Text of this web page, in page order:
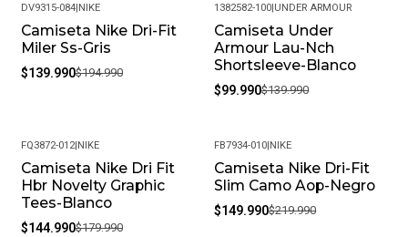
autenticidad en cada compra.
¿Cuál es la política de garantías?
Ofrecemos una garantía de 30 días por defectos de
fabricación. Si encuentras algún inconveniente,
producto esté en perfectas condiciones y con su empaque
original.
¿Cuál es su política de devoluciones?
-28%
DV9315-084|NIKE
Camiseta Nike Dri-Fit
Miler Ss-Gris
$139.990$194.990
-29%
1382582-100|UNDER ARMOUR
Camiseta Under
Armour Lau-Nch
Shortsleeve-Blanco
$99.990$139.990
-19%
FQ3872-012|NIKE
Camiseta Nike Dri Fit
Hbr Novelty Graphic
Tees-Blanco
$144.990$179.990
-32%
FB7934-010|NIKE
Camiseta Nike Dri-Fit
Slim Camo Aop-Negro
$149.990$219.990